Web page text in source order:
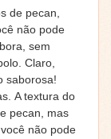
A textura do
pecan, mas
não pode